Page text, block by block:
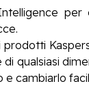
prodotti
qualsiasi
cambiarlo